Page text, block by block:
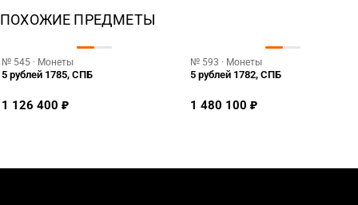
ПОХОЖИЕ ПРЕДМЕТЫ
№ 545 · Монеты
5 рублей 1785, СПБ
1 126 400 ₽
№ 593 · Монеты
5 рублей 1782, СПБ
1 480 100 ₽